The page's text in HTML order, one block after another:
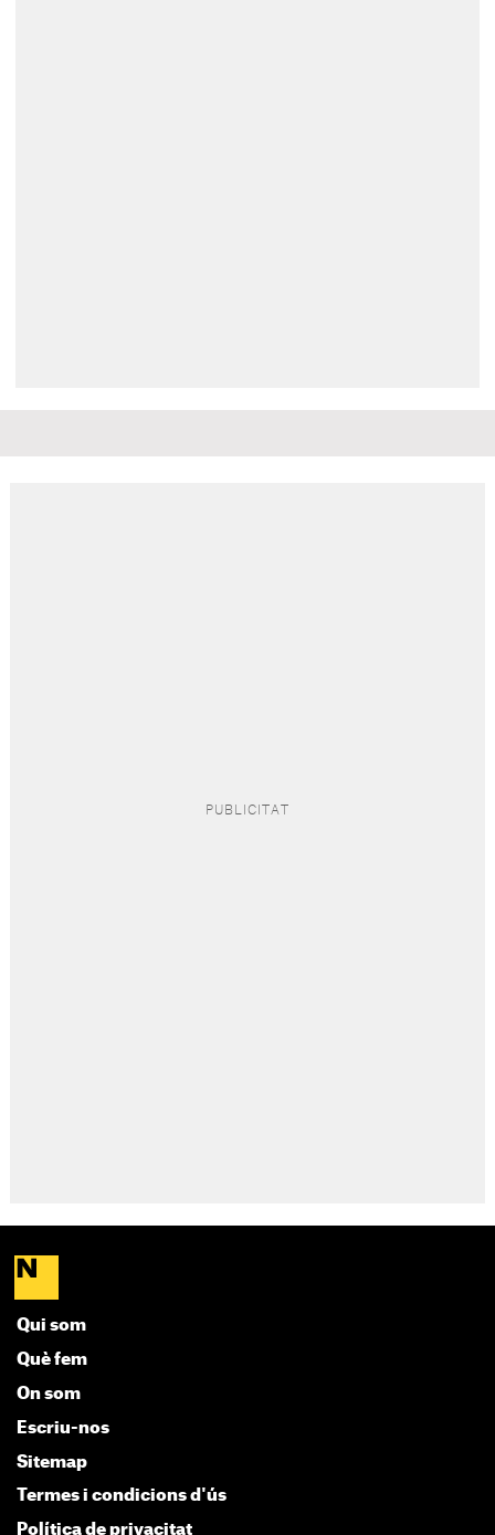
Qui som
Què fem
On som
Escriu-nos
Sitemap
Termes i condicions d'ús
Política de privacitat